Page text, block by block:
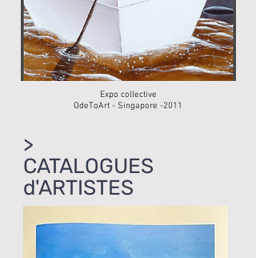
Expo collective
OdeToArt - Singapore -2011
>
CATALOGUES
d'ARTISTES